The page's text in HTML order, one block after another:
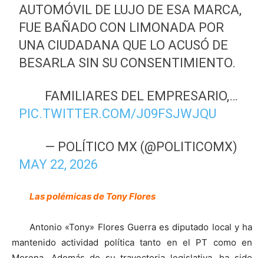
AUTOMÓVIL DE LUJO DE ESA MARCA,
FUE BAÑADO CON LIMONADA POR
UNA CIUDADANA QUE LO ACUSÓ DE
BESARLA SIN SU CONSENTIMIENTO.
FAMILIARES DEL EMPRESARIO,…
PIC.TWITTER.COM/J09FSJWJQU
— POLÍTICO MX (@POLITICOMX)
MAY 22, 2026
Las polémicas de Tony Flores
Antonio «Tony» Flores Guerra es diputado local y ha
mantenido actividad política tanto en el PT como en